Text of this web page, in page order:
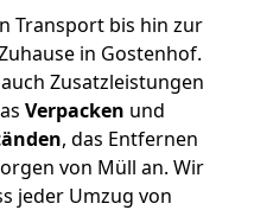
Transport bis hin zur
in Gostenhof.
Zusatzleistungen
Verpacken und
, das Entfernen
von Müll an. Wir
jeder Umzug von